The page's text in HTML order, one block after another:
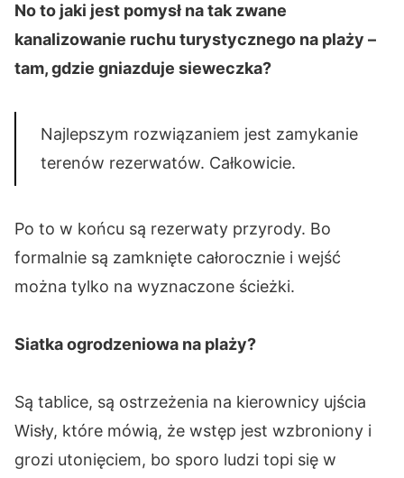
No to jaki jest pomysł na tak zwane
kanalizowanie ruchu turystycznego na plaży –
tam, gdzie gniazduje sieweczka?
Najlepszym rozwiązaniem jest zamykanie
terenów rezerwatów. Całkowicie.
Po to w końcu są rezerwaty przyrody. Bo
formalnie są zamknięte całorocznie i wejść
można tylko na wyznaczone ścieżki.
Siatka ogrodzeniowa na plaży?
Są tablice, są ostrzeżenia na kierownicy ujścia
Wisły, które mówią, że wstęp jest wzbroniony i
grozi utonięciem, bo sporo ludzi topi się w